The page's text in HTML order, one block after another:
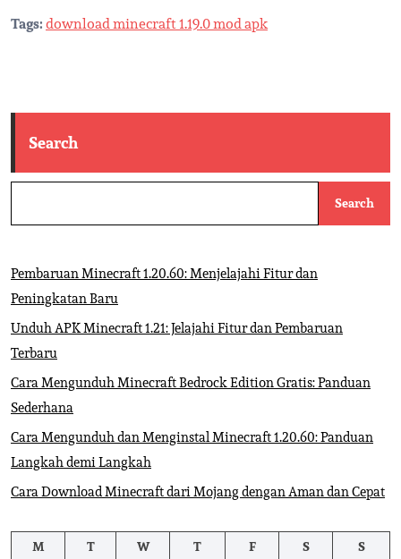
Tags:download minecraft 1.19.0 mod apk
Search
Search
Pembaruan Minecraft 1.20.60: Menjelajahi Fitur dan
Peningkatan Baru
Unduh APK Minecraft 1.21: Jelajahi Fitur dan Pembaruan
Terbaru
Cara Mengunduh Minecraft Bedrock Edition Gratis: Panduan
Sederhana
Cara Mengunduh dan Menginstal Minecraft 1.20.60: Panduan
Langkah demi Langkah
Cara Download Minecraft dari Mojang dengan Aman dan Cepat
M T W T F S
S